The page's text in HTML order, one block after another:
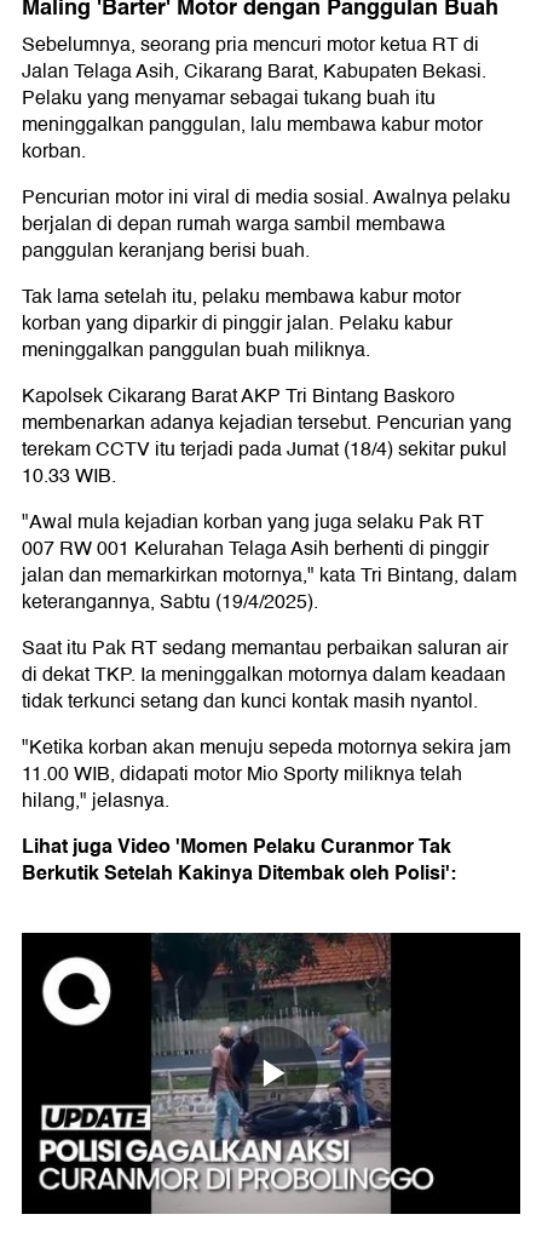
Maling 'Barter' Motor dengan Panggulan Buah
Sebelumnya, seorang pria mencuri motor ketua RT di
Jalan Telaga Asih, Cikarang Barat, Kabupaten Bekasi.
Pelaku yang menyamar sebagai tukang buah itu
meninggalkan panggulan, lalu membawa kabur motor
korban.
Pencurian motor ini viral di media sosial. Awalnya pelaku
berjalan di depan rumah warga sambil membawa
panggulan keranjang berisi buah.
Tak lama setelah itu, pelaku membawa kabur motor
korban yang diparkir di pinggir jalan. Pelaku kabur
meninggalkan panggulan buah miliknya.
Kapolsek Cikarang Barat AKP Tri Bintang Baskoro
membenarkan adanya kejadian tersebut. Pencurian yang
terekam CCTV itu terjadi pada Jumat (18/4) sekitar pukul
10.33 WIB.
"Awal mula kejadian korban yang juga selaku Pak RT
007 RW 001 Kelurahan Telaga Asih berhenti di pinggir
jalan dan memarkirkan motornya," kata Tri Bintang, dalam
keterangannya, Sabtu (19/4/2025).
Saat itu Pak RT sedang memantau perbaikan saluran air
di dekat TKP. Ia meninggalkan motornya dalam keadaan
tidak terkunci setang dan kunci kontak masih nyantol.
"Ketika korban akan menuju sepeda motornya sekira jam
11.00 WIB, didapati motor Mio Sporty miliknya telah
hilang," jelasnya.
Lihat juga Video 'Momen Pelaku Curanmor Tak
Berkutik Setelah Kakinya Ditembak oleh Polisi':